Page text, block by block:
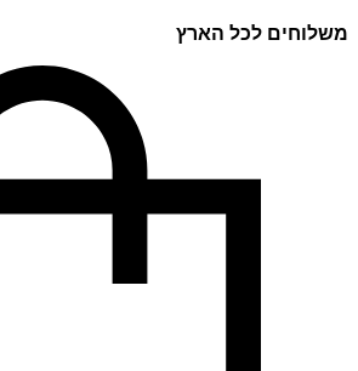
משלוחים לכל הארץ